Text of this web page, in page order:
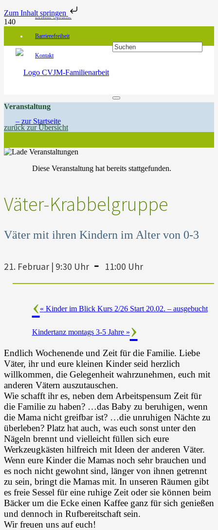
Zum Inhalt springen
Leichte Sprache
Barrierefreiheit
Kontakt
Veranstaltung
zurück zur Übersicht
Diese Veranstaltung hat bereits stattgefunden.
Väter-Krabbelgruppe
Väter mit ihren Kindern im Alter von 0-3
21. Februar | 9:30 Uhr - 11:00 Uhr
« Kinder im Blick Kurs 2/26 Start 20.02. – ausgebucht
Kindertanz montags 3-5 Jahre »
Endlich Wochenende und Zeit für die Familie. Liebe
Väter, ihr und eure kleinen Kinder seid herzlich
willkommen, die Gelegenheit wahrzunehmen, euch mit
anderen Vätern auszutauschen.
Wie schafft ihr es, neben dem Arbeitspensum Zeit für
die Familie zu haben? …das Baby zu beruhigen, wenn
die Mama nicht greifbar ist? …die unruhigen Nächte zu
überleben? Platz hat auch, was euch sonst unter den
Nägeln brennt und vielleicht füllen sich eure
Werkzeugkästen hilfreich mit Ideen der anderen Väter.
Wenn eure Kinder die Mamas noch sehr brauchen und
es noch nicht gewohnt sind, länger von ihnen getrennt
zu sein, bringt die Mamas mit. In unseren Räumen gibt
es freie Sessel für eine ruhige Zeit oder sie können beim
Bäcker um die Ecke einen Kaffee ganz für sich genießen
und dennoch in Rufbereitschaft sein.
Wir freuen uns auf euch!